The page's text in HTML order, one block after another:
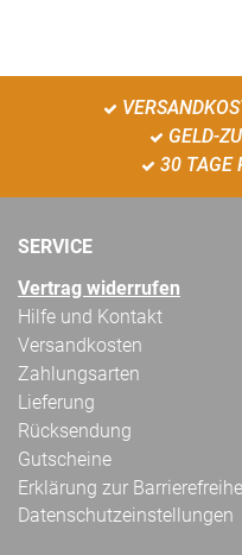
GELD-
30 TAGE
SERVICE
Vertrag widerrufen
Hilfe und Kontakt
Versandkosten
Zahlungsarten
Lieferung
Rücksendung
Gutscheine
Erklärung zur
Datenschutzeinstellungen